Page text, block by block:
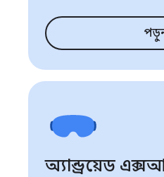
অ্যান্ড্রয়েড